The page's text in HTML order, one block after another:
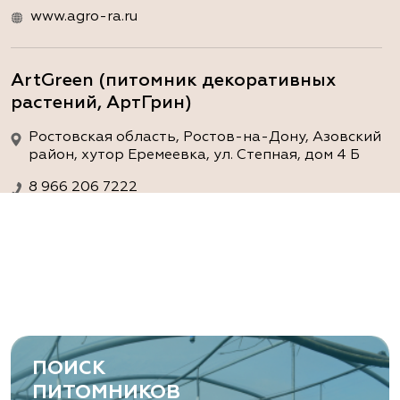
www.agro-ra.ru
ArtGreen (питомник декоративных
растений, АртГрин)
Ростовская область, Ростов-на-Дону, Азовский
район, хутор Еремеевка, ул. Степная, дом 4 Б
8 966 206 7222
Ростовская область, Ростов-на-Дону,
Левобережная ул, дом № 37
8 966 206 7222
ПОИСК
ПИТОМНИКОВ